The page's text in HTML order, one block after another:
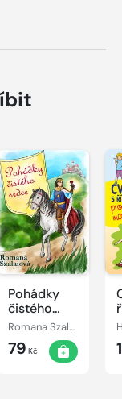
Pohádky
čistého
srdce
Romana Szalaiová
79 Kč